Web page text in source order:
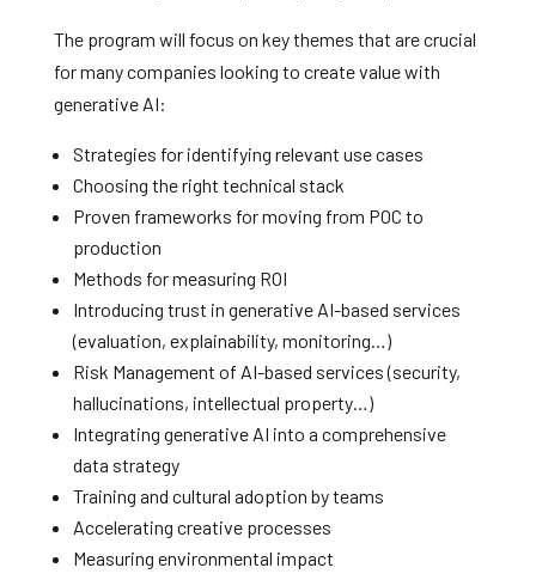
The program will focus on key themes that are crucial
for many companies looking to create value with
generative AI:
Strategies for identifying relevant use cases
Choosing the right technical stack
Proven frameworks for moving from POC to
production
Methods for measuring ROI
Introducing trust in generative AI-based services
(evaluation, explainability, monitoring…)
Risk Management of AI-based services (security,
hallucinations, intellectual property…)
Integrating generative AI into a comprehensive
data strategy
Training and cultural adoption by teams
Accelerating creative processes
Measuring environmental impact